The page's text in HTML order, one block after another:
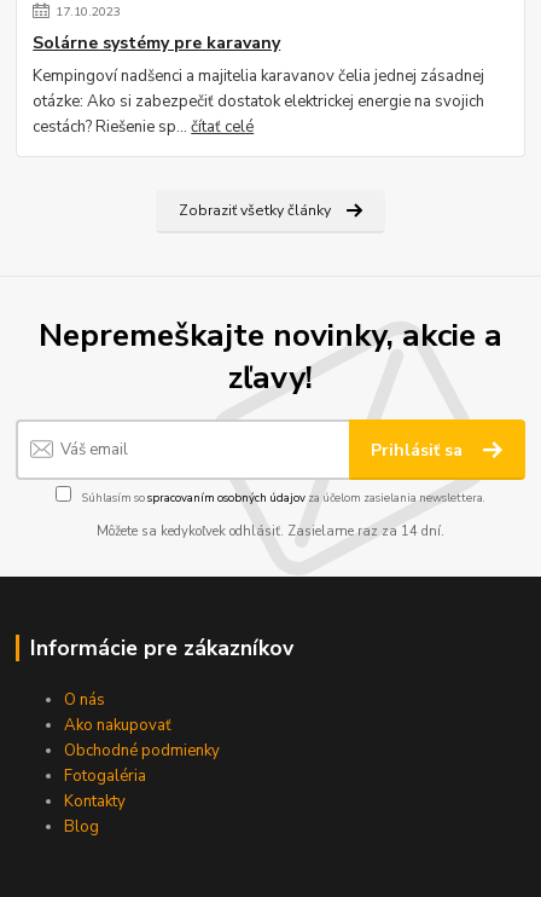
17.10.2023
Solárne systémy pre karavany
Kempingoví nadšenci a majitelia karavanov čelia jednej zásadnej
otázke: Ako si zabezpečiť dostatok elektrickej energie na svojich
cestách? Riešenie sp...čítať celé
Zobraziť všetky články
Nepremeškajte novinky, akcie a
zľavy!
Prihlásiť sa
Súhlasím sospracovaním osobných údajov za účelom zasielania newslettera.
Môžete sa kedykoľvek odhlásiť. Zasielame raz za 14 dní.
Informácie pre zákazníkov
O nás
Ako nakupovať
Obchodné podmienky
Fotogaléria
Kontakty
Blog